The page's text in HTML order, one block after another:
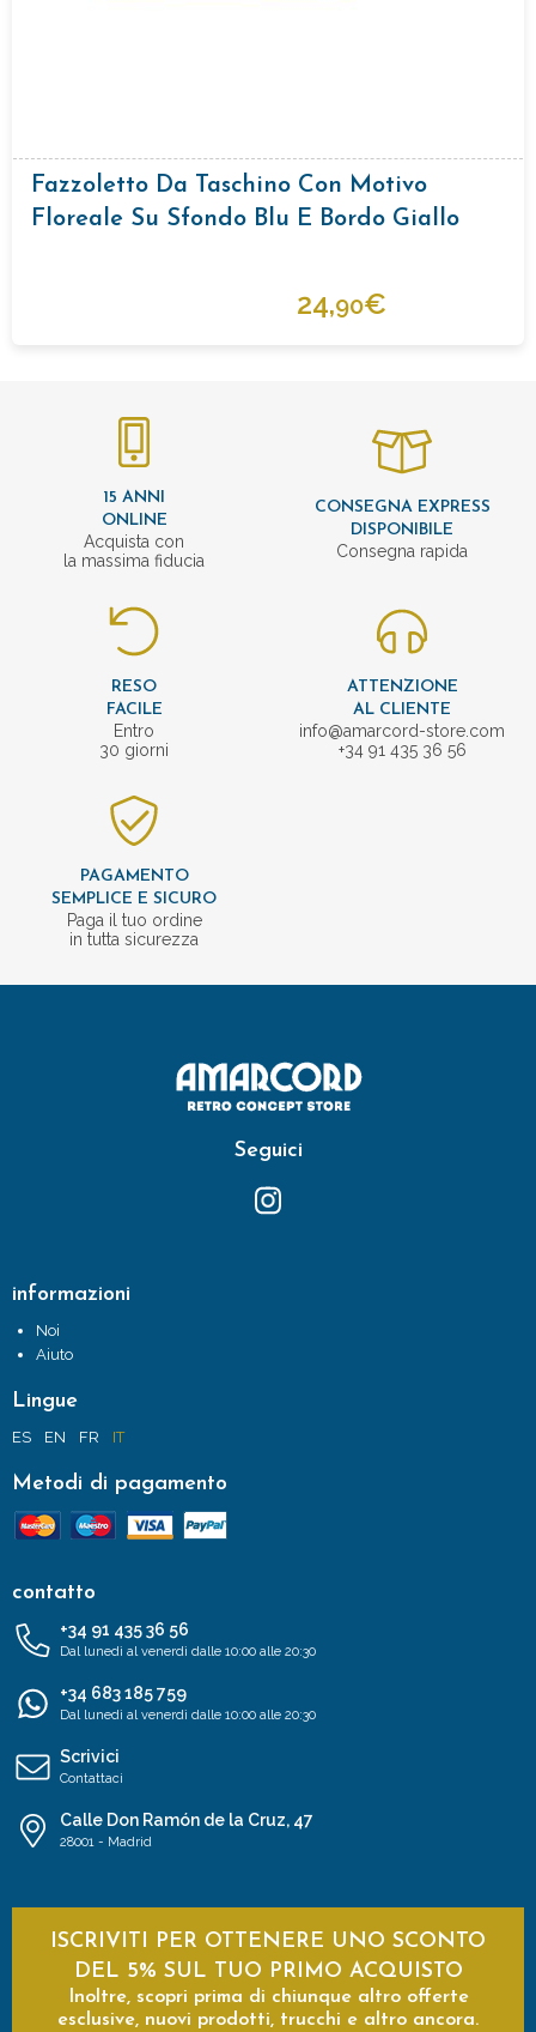
Fazzoletto Da Taschino Con Motivo
Floreale Su Sfondo Blu E Bordo Giallo
24,90€
15 ANNI
ONLINE
Acquista con
la massima fiducia
CONSEGNA EXPRESS
DISPONIBILE
Consegna rapida
RESO
FACILE
Entro
30 giorni
ATTENZIONE
AL CLIENTE
info@amarcord-store.com
+34 91 435 36 56
PAGAMENTO
SEMPLICE E SICURO
Paga il tuo ordine
in tutta sicurezza
Seguici
informazioni
Noi
Aiuto
Lingue
ES EN FR IT
Metodi di pagamento
contatto
+34 91 435 36 56
Dal lunedì al venerdì dalle 10:00 alle 20:30
+34 683 185 759
Dal lunedì al venerdì dalle 10:00 alle 20:30
Scrivici
Contattaci
Calle Don Ramón de la Cruz, 47
28001 - Madrid
ISCRIVITI PER OTTENERE UNO SCONTO
DEL 5% SUL TUO PRIMO ACQUISTO
Inoltre, scopri prima di chiunque altro offerte
esclusive, nuovi prodotti, trucchi e altro ancora.